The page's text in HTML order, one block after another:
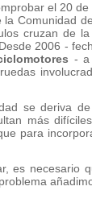
el 20
la Comunidad
cruzan de
2006 -
- a
se deriva
más
para
es necesario